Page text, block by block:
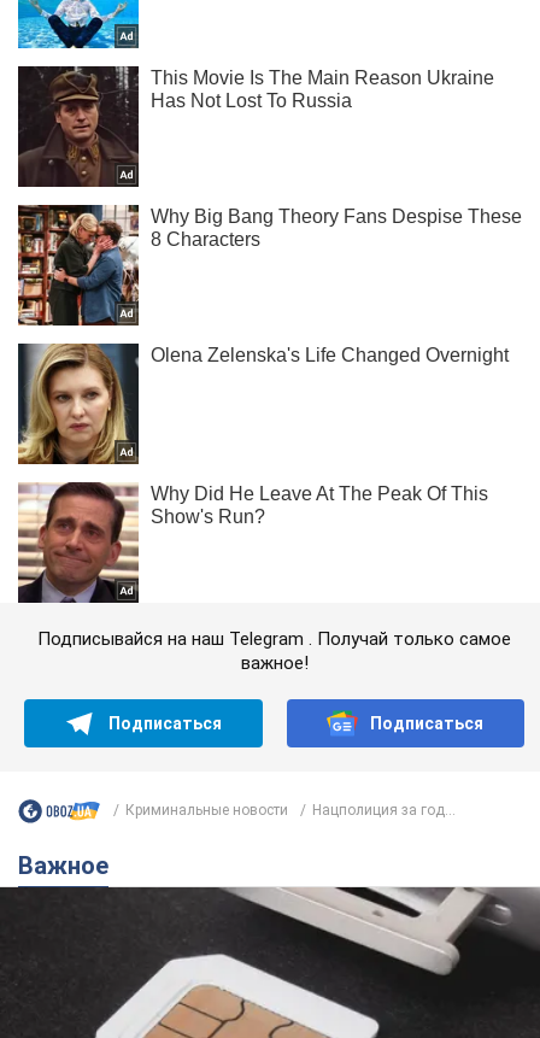
Подписывайся на наш Telegram . Получай только самое
важное!
Подписаться Подписаться
Криминальные новости Нацполиция за год...
Важное